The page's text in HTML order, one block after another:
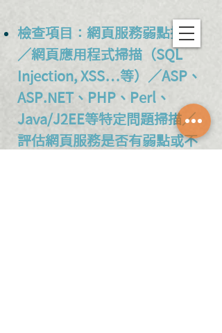
檢查項目：網頁服務弱點掃描
／網頁應用程式掃描（SQL
Injection, XSS…等）／ASP、
ASP.NET、PHP、Perl、
Java/J2EE等特定問題掃描／
評估網頁服務是否有弱點或不